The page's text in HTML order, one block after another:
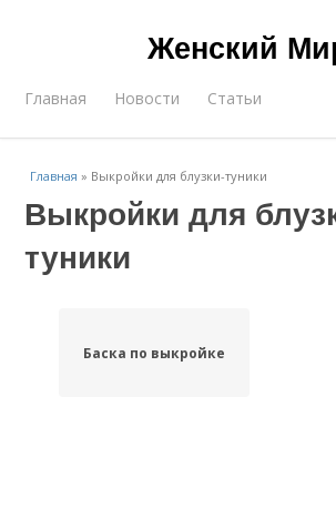
Женский
Главная Новости Статьи
Главная » Выкройки для блузки-туники
Выкройки для
туники
Баска по выкройке